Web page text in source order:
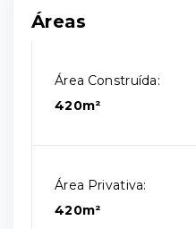
Áreas
Área Construída:
420m²
Área Privativa:
420m²